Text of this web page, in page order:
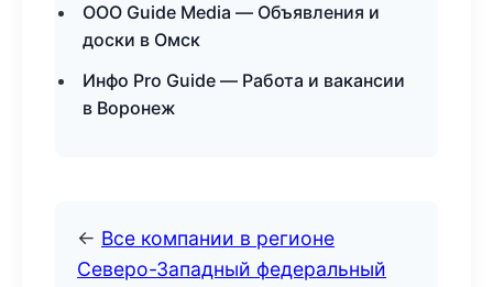
ООО Guide Media — Объявления и
доски в Омск
Инфо Pro Guide — Работа и вакансии
в Воронеж
← Все компании в регионе
Северо-Западный федеральный